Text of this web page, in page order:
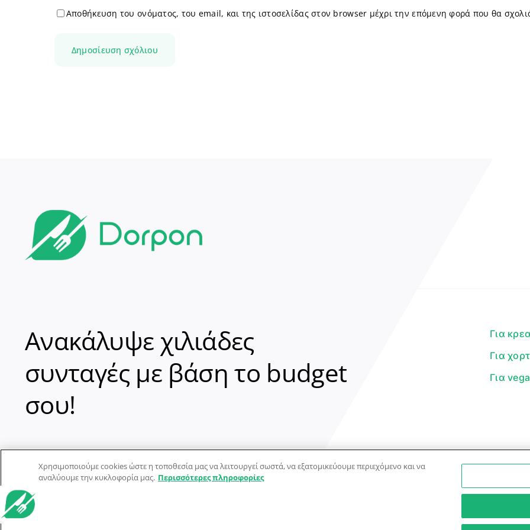
Αποθήκευση του ονόματος, του email, και της ιστοσελίδας στον browser μέχρι την επόμενη φορά που θα
Ανακάλυψε χιλιάδες
συνταγές με βάση το budget
σου!
Για
Για
Για
© Dorpon • Μηχανή αναζήτησης για …καλοφαγάδες!
Χρησιμοποιούμε cookies ώστε η τοποθεσία μας να λειτουργεί σωστά, να εξατομικεύουμε περιεχόμενο και να
αναλύουμε την κυκλοφορία μας. Περισσότερες πληροφορίες